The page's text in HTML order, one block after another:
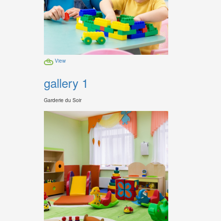
View
gallery 1
Garderie du Soir